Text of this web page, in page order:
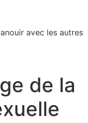
avec les autres
de la